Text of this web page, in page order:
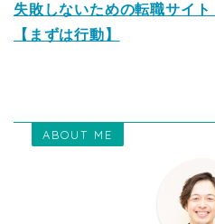
失敗しないための転職サイ
【まずは行動】
ABOUT ME